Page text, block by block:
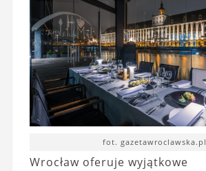
fot. gazetawroclawska.pl
Wrocław oferuje wyjątkowe